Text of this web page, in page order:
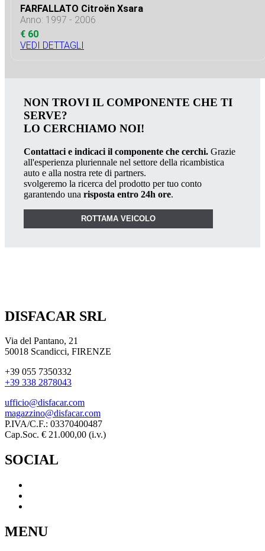
FARFALLATO Citroën Xsara
Anno: 1997 - 2006
€ 60
VEDI DETTAGLI
NON TROVI IL COMPONENTE CHE TI
SERVE?
LO CERCHIAMO NOI!
Contattaci e indicaci il componente che cerchi. Grazie
all'esperienza pluriennale nel settore della ricambistica
auto e alla nostra rete di partners.
svolgeremo la ricerca del prodotto per tuo conto
garantendo una risposta entro 24h ore.
ROTTAMA VEICOLO
DISFACAR SRL
Via del Pantano, 21
50018 Scandicci, FIRENZE
+39 055 7350332
+39 338 2878043
ufficio@disfacar.com
magazzino@disfacar.com
P.IVA/C.F.: 03370400487
Cap.Soc. € 21.000,00 (i.v.)
SOCIAL
MENU